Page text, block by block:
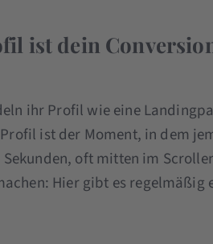
ist dein
ihr Profil wie eine
ist der Moment, in dem
oft mitten im
Hier gibt es regelmäßig